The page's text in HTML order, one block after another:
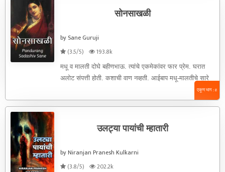
सोनसाखळी
by Sane Guruji
(3.5/5)
193.8k
मधू व मालती दोघे बहीणभाऊ. त्यांचे एकमेकांवर फार प्रेम. घरात
अलोट संपत्ती होती. कशाची वाण नव्हती. आईबाप मधू-मालतीचे सारे
एकूण भाग : 8
उलट्या पायांची म्हातारी
by Niranjan Pranesh Kulkarni
(3.8/5)
202.2k